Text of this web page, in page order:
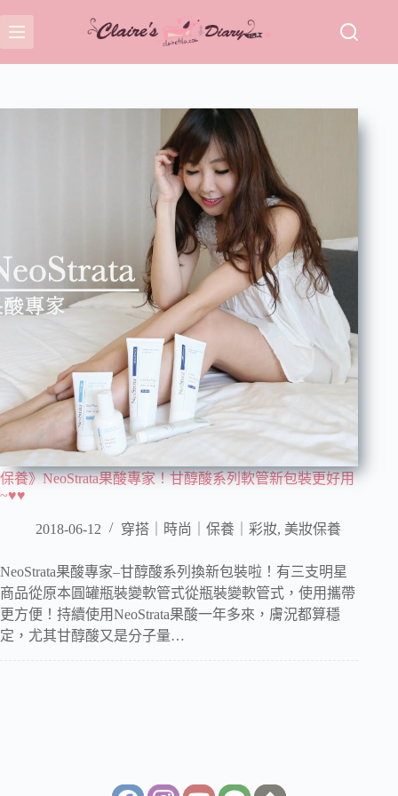
至
主
保養》NeoStrata果酸專家！甘醇酸系列軟管新包裝更好用
~♥♥
2018-06-12 穿搭｜時尚｜保養｜彩妝, 美妝保養
NeoStrata果酸專家–甘醇酸系列換新包裝啦！有三支明星
商品從原本圓罐瓶裝變軟管式從瓶裝變軟管式，使用攜帶
更方便！持續使用NeoStrata果酸一年多來，膚況都算穩
定，尤其甘醇酸又是分子量…